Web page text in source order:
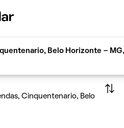
Belo Horizonte -
Cinquentenario, Belo